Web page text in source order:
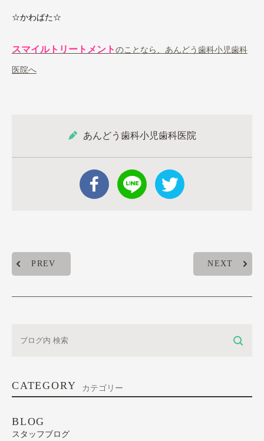
☆かわばた☆
スマイルトリートメントのことなら、あんどう歯科小児歯科
医院へ
あんどう歯科小児歯科医院
PREV NEXT
CATEGORY カテゴリー
BLOG
スタッフブログ